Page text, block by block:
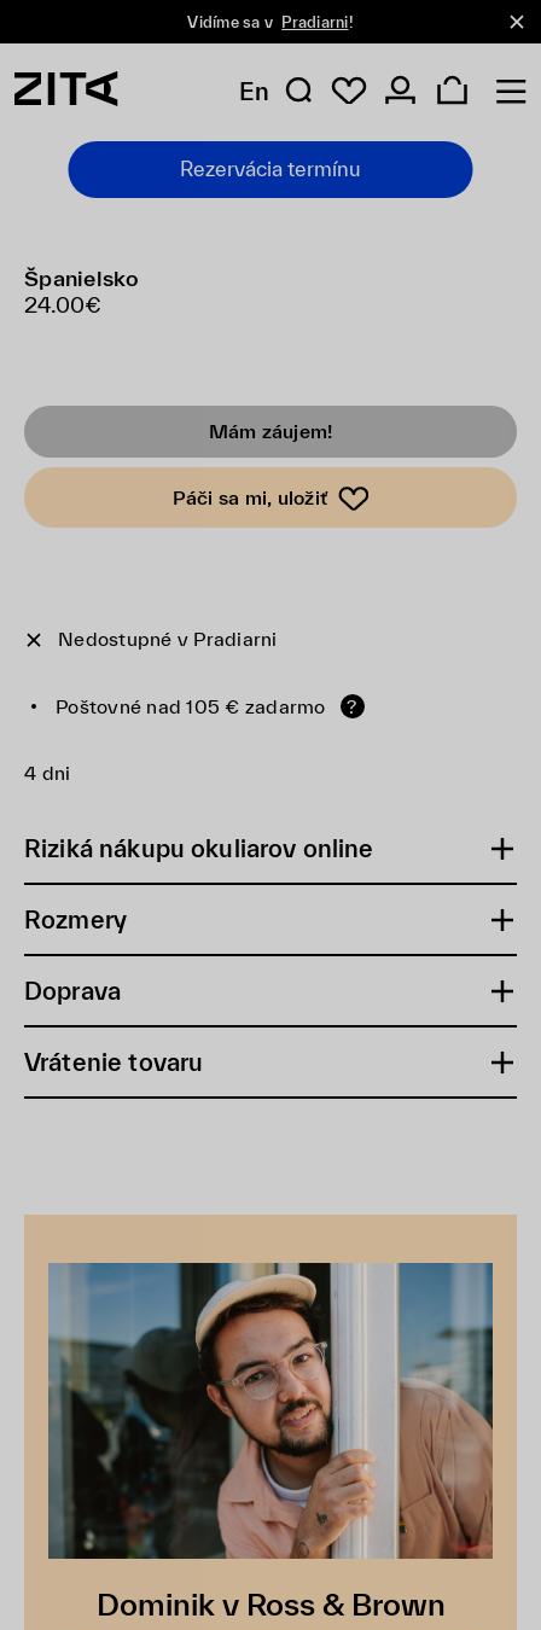
Vidíme sa v Pradiarni!
En
Rezervácia termínu
Španielsko
24.00€
Mám záujem!
Páči sa mi, uložiť
Nedostupné v Pradiarni
Poštovné nad 105 € zadarmo ?
4 dni
Riziká nákupu okuliarov online
Rozmery
Doprava
Vrátenie tovaru
Dominik v Ross & Brown